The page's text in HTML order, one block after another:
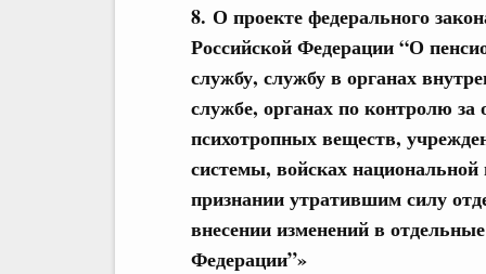
8. О проекте федерального
Российской Федерации “О
службу, службу в органах
службе, органах по контролю за
психотропных веществ,
системы, войсках
признании утратившим силу
внесении изменений в
Федерации”»